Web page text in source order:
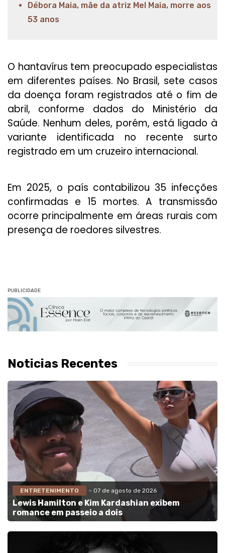
Débora Maia, mãe da atriz Mel Maia, morre aos
53 anos
O hantavírus tem preocupado especialistas
em diferentes países. No Brasil, sete casos
da doença foram registrados até o fim de
abril, conforme dados do Ministério da
Saúde. Nenhum deles, porém, está ligado à
variante identificada no recente surto
registrado em um cruzeiro internacional.
Em 2025, o país contabilizou 35 infecções
confirmadas e 15 mortes. A transmissão
ocorre principalmente em áreas rurais com
presença de roedores silvestres.
PUBLICIDADE
Noticias Recentes
ENTRETENIMENTO - 07 de agosto de 2026
Lewis Hamilton e Kim Kardashian exibem
romance em passeio a dois